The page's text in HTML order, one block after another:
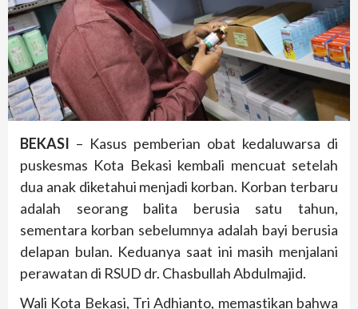
BEKASI – Kasus pemberian obat kedaluwarsa di
puskesmas Kota Bekasi kembali mencuat setelah
dua anak diketahui menjadi korban. Korban terbaru
adalah seorang balita berusia satu tahun,
sementara korban sebelumnya adalah bayi berusia
delapan bulan. Keduanya saat ini masih menjalani
perawatan di RSUD dr. Chasbullah Abdulmajid.
Wali Kota Bekasi, Tri Adhianto, memastikan bahwa